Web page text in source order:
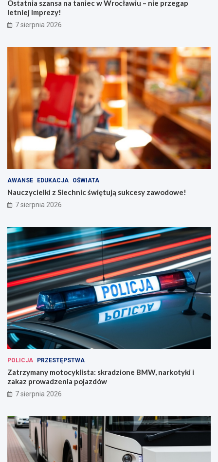
Ostatnia szansa na taniec w Wrocławiu – nie przegap
letniej imprezy!
7 sierpnia 2026
AWANSE EDUKACJA OŚWIATA
Nauczycielki z Siechnic świętują sukcesy zawodowe!
7 sierpnia 2026
POLICJA PRZESTĘPSTWA
Zatrzymany motocyklista: skradzione BMW, narkotyki i
zakaz prowadzenia pojazdów
7 sierpnia 2026